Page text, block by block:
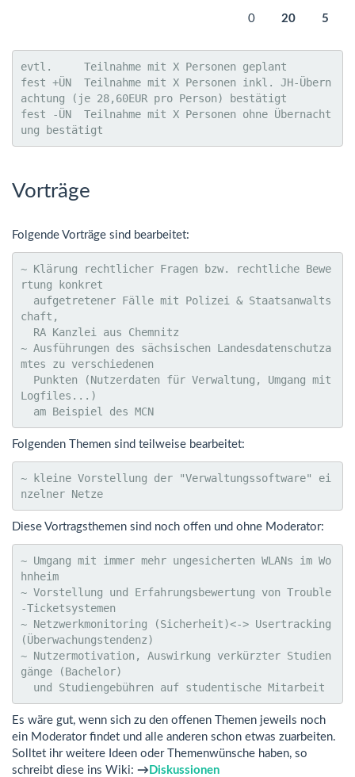
0 20 5
evtl.     Teilnahme mit X Personen geplant
fest +ÜN  Teilnahme mit X Personen inkl. JH-Übern
achtung (je 28,60EUR pro Person) bestätigt
fest -ÜN  Teilnahme mit X Personen ohne Übernacht
ung bestätigt
Vorträge
Folgende Vorträge sind bearbeitet:
~ Klärung rechtlicher Fragen bzw. rechtliche Bewe
rtung konkret
chaft,
~ Ausführungen des sächsischen Landesdatenschutza
mtes zu verschiedenen
Logfiles...)
  am Beispiel des MCN
Folgenden Themen sind teilweise bearbeitet:
~ kleine Vorstellung der "Verwaltungssoftware" ei
nzelner Netze
Diese Vortragsthemen sind noch offen und ohne Moderator:
~ Umgang mit immer mehr ungesicherten WLANs im Wo
hnheim
~ Vorstellung und Erfahrungsbewertung von Trouble
-Ticketsystemen
~ Netzwerkmonitoring (Sicherheit)<-> Usertracking
(Überwachungstendenz)
~ Nutzermotivation, Auswirkung verkürzter Studien
gänge (Bachelor)
  und Studiengebühren auf studentische Mitarbeit
Es wäre gut, wenn sich zu den offenen Themen jeweils noch
ein Moderator findet und alle anderen schon etwas zuarbeiten.
Solltet ihr weitere Ideen oder Themenwünsche haben, so
schreibt diese ins Wiki: → Diskussionen